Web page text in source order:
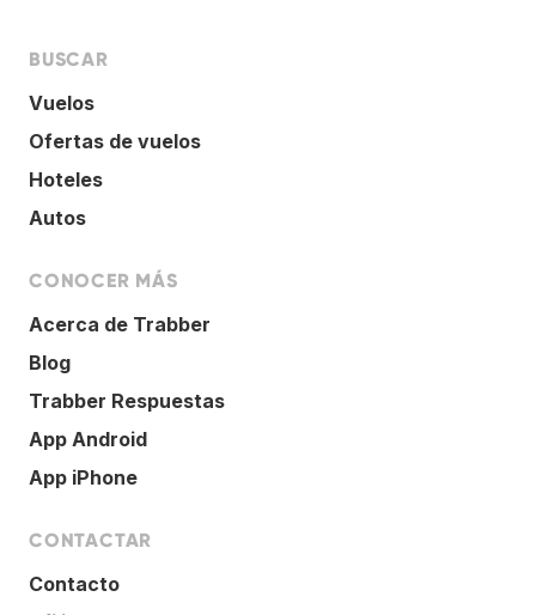
BUSCAR
Vuelos
Ofertas de vuelos
Hoteles
Autos
CONOCER MÁS
Acerca de Trabber
Blog
Trabber Respuestas
App Android
App iPhone
CONTACTAR
Contacto